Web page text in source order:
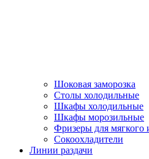
Шоковая заморозка
Столы холодильные
Шкафы холодильные
Шкафы морозильные
Фризеры для мягкого
Сокоохладители
Линии раздачи